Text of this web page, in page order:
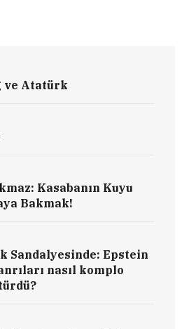
ve Atatürk
Kasabanın Kuyu
Bakmak!
Sandalyesinde: Epstein
nasıl komplo